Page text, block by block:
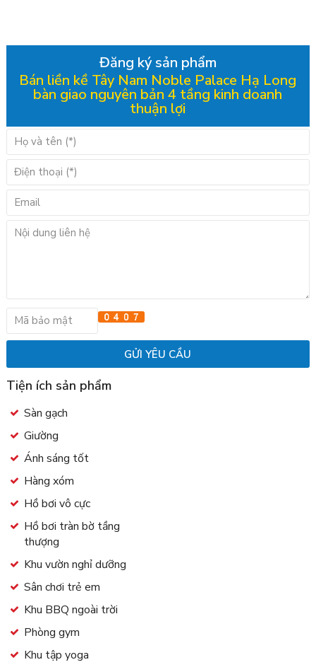
Đăng ký sản phẩm
Bán liền kề Tây Nam Noble Palace Hạ Long
bàn giao nguyên bản 4 tầng kinh doanh
thuận lợi
Tiện ích sản phẩm
Sàn gạch
Giường
Ánh sáng tốt
Hàng xóm
Hồ bơi vô cực
Hồ bơi tràn bờ tầng
thượng
Khu vườn nghỉ dưỡng
Sân chơi trẻ em
Khu BBQ ngoài trời
Phòng gym
Khu tập yoga